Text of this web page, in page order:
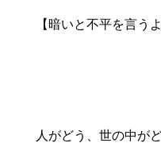
【暗いと不平を言う
人がどう、世の中が